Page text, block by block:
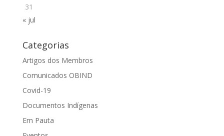
31
« jul
Categorias
Artigos dos Membros
Comunicados OBIND
Covid-19
Documentos Indígenas
Em Pauta